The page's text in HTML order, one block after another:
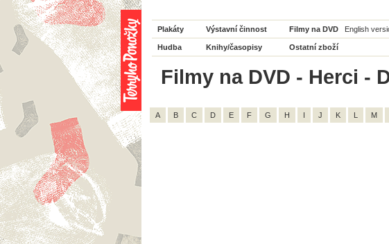
Plakáty Výstavní činnost Filmy na DVD English
Hudba Knihy/časopisy Ostatní zboží
Filmy na DVD - Herci -
A B C D E F G H I J K L M